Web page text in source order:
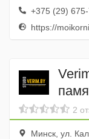
+375 (29) 675-
https://
2
Минск, ул.